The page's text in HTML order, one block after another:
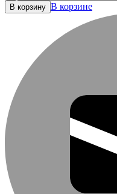
В корзину В корзине